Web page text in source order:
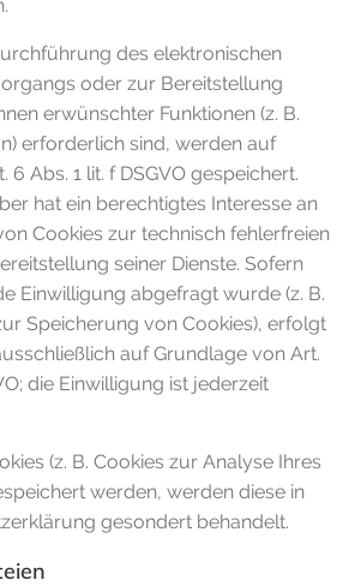
des elektronischen
oder zur Bereitstellung
erwünschter Funktionen (z. B.
erforderlich sind, werden auf
6 Abs. 1 lit. f DSGVO gespeichert.
hat ein berechtigtes Interesse an
Cookies zur technisch fehlerfreien
seiner Dienste. Sofern
Einwilligung abgefragt wurde (z. B.
Speicherung von Cookies), erfolgt
auf Grundlage von Art.
die Einwilligung ist jederzeit
(z. B. Cookies zur Analyse Ihres
werden, werden diese in
gesondert behandelt.